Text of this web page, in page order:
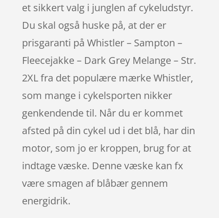
et sikkert valg i junglen af cykeludstyr.
Du skal også huske på, at der er
prisgaranti på Whistler – Sampton –
Fleecejakke – Dark Grey Melange – Str.
2XL fra det populære mærke Whistler,
som mange i cykelsporten nikker
genkendende til. Når du er kommet
afsted på din cykel ud i det blå, har din
motor, som jo er kroppen, brug for at
indtage væske. Denne væske kan fx
være smagen af blåbær gennem
energidrik.